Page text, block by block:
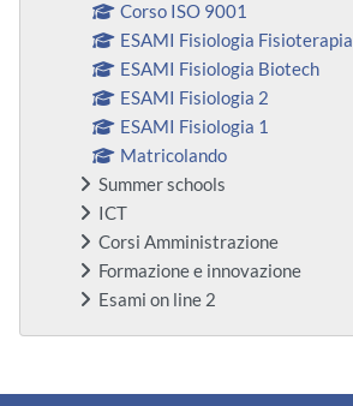
Corso ISO 9001
ESAMI Fisiologia Fisioterapia
ESAMI Fisiologia Biotech
ESAMI Fisiologia 2
ESAMI Fisiologia 1
Matricolando
Summer schools
ICT
Corsi Amministrazione
Formazione e innovazione
Esami on line 2
Bloques suplementarios